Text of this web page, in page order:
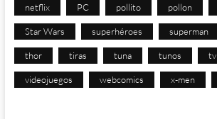
netflix PC pollito pollon
Star Wars superhéroes superman
thor tiras tuna tunos tv
videojuegos webcomics x-men